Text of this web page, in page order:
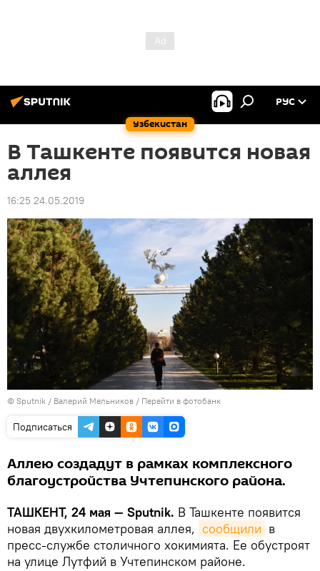
Узбекистан
РУС
В Ташкенте появится новая
аллея
16:25 24.05.2019
© Sputnik / Валерий Мельников / Перейти в фотобанк
Подписаться
Аллею создадут в рамках комплексного
благоустройства Учтепинского района.
ТАШКЕНТ, 24 мая — Sputnik. В Ташкенте появится
новая двухкилометровая аллея, сообщили в
пресс-службе столичного хокимията. Ее обустроят
на улице Лутфий в Учтепинском районе.